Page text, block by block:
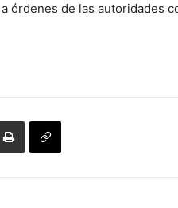
órdenes de las autoridades